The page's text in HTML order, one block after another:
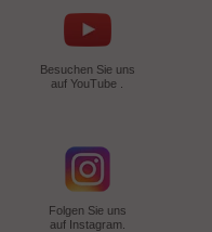
Besuchen Sie uns
auf YouTube .
Folgen Sie uns
auf Instagram.